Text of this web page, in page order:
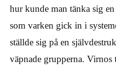
hur kunde man tänka sig
som varken gick in i
ställde sig på en
väpnade grupperna. Virnos